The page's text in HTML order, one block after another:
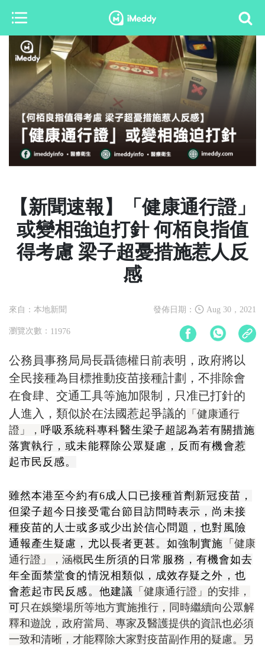
【新聞速報】「健康通行證」
或變相強迫打針 何栢良指值
得考慮 梁子超憂措施惹人反
感
來自：本地新聞 發佈日期： Aug 30，2021
瀏覽次數： 11976
公務員事務局局長聶德權日前表明，政府將以
全民接種為目標推動疫苗接種計劃，不排除會
在食肆、交通工具等施加限制，只准已打針的
人進入，類似於在法國惹起爭議的 「健康通行
證」， 呼吸系統科專科醫生梁子超認為若有關措施
落實執行，或未能釋除公眾疑慮，反而有機會惹
起市民反感。
雖然本港至今約有6成人口已接種首劑新冠疫苗，
但梁子超今日接受電台節目訪問時表示，尚未接
種疫苗的人士或多或少出於信心問題，也對風險
通報產生疑慮，尤以長者更甚。如強制實施 「健康
通行證」，涵概民生所須的日常服務，有機會如去
年全面禁堂食的情況相類似，成效存疑之外，也
會惹起市民反感。他建議 「健康通行證」的安排，
可 只在娛樂場所等地方實施推行，同時繼續向公眾解
釋和遊說， 政府當局、專家及醫護提供的資訊也必須
一致和清晰，才能釋除大家對疫苗副作用的疑慮。另